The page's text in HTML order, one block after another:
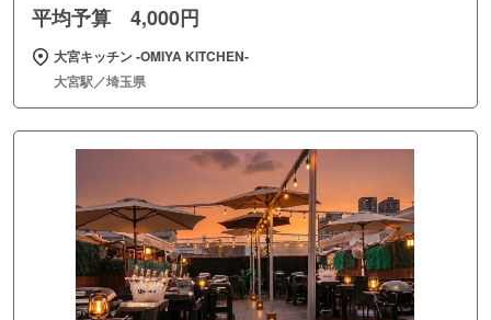
平均予算 4,000円
大宮キッチン ‐OMIYA KITCHEN‐
大宮駅／埼玉県